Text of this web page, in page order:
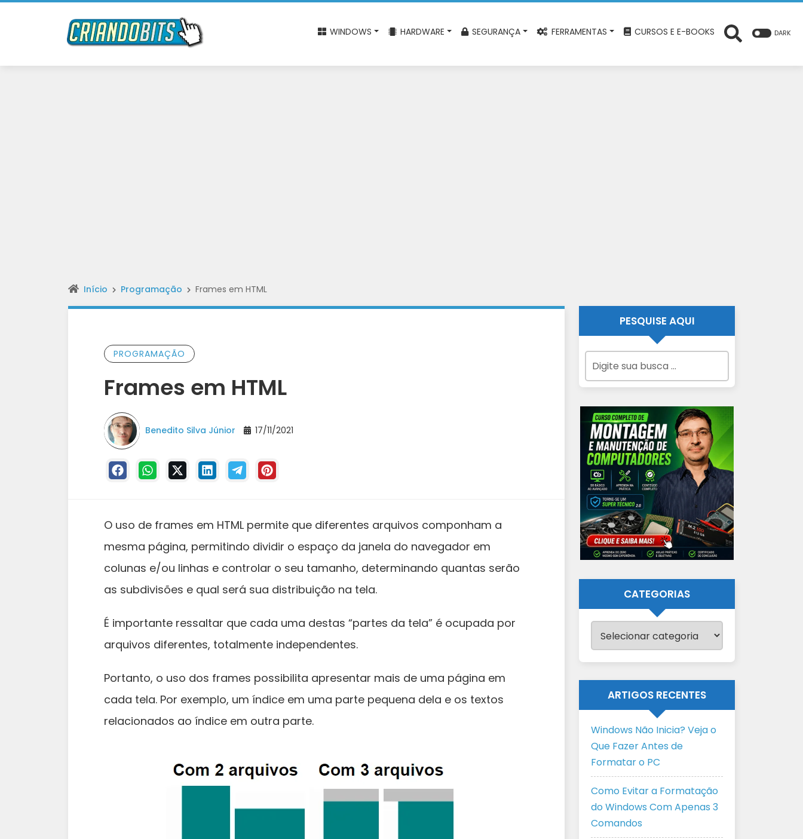
WINDOWS HARDWARE SEGURANÇA FERRAMENTAS CURSOS E E-BOOKS DARK
Início Programação Frames em HTML
PROGRAMAÇÃO
Frames em HTML
Benedito Silva Júnior 17/11/2021
O uso de frames em HTML permite que diferentes arquivos componham a
mesma página, permitindo dividir o espaço da janela do navegador em
colunas e/ou linhas e controlar o seu tamanho, determinando quantas serão
as subdivisões e qual será sua distribuição na tela.
É importante ressaltar que cada uma destas “partes da tela” é ocupada por
arquivos diferentes, totalmente independentes.
Portanto, o uso dos frames possibilita apresentar mais de uma página em
cada tela. Por exemplo, um índice em uma parte pequena dela e os textos
relacionados ao índice em outra parte.
PESQUISE AQUI
CATEGORIAS
ARTIGOS RECENTES
Windows Não Inicia? Veja o
Que Fazer Antes de
Formatar o PC
Como Evitar a Formatação
do Windows Com Apenas 3
Comandos